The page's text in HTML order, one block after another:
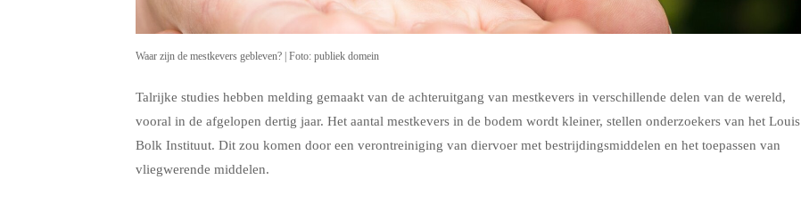
Waar zijn de mestkevers gebleven? | Foto: publiek domein
Talrijke studies hebben melding gemaakt van de achteruitgang van mestkevers in verschillende delen van de wereld,
vooral in de afgelopen dertig jaar. Het aantal mestkevers in de bodem wordt kleiner, stellen onderzoekers van het Louis
Bolk Instituut. Dit zou komen door een verontreiniging van diervoer met bestrijdingsmiddelen en het toepassen van
vliegwerende middelen.